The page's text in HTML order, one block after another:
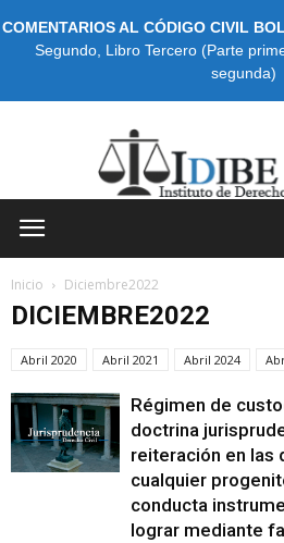
COMENTARIOS AL CÓDIGO CIVIL
Segundo, Libro Tercero (Parte
segunda)
Inicio Diciembre2022
DICIEMBRE2022
Abril 2020 Abril 2021 Abril 2024
Régimen de
doctrina
reiteración en las
cualquier
conducta
lograr mediante